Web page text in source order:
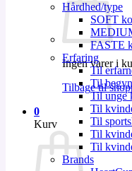
Ingen varer i
Tilbage til
0
Kurv
Hårdhed/type
SOFT
FASTE
Erfaring
Til
Til
Til unge
Til
Til
Til
Til
Brands